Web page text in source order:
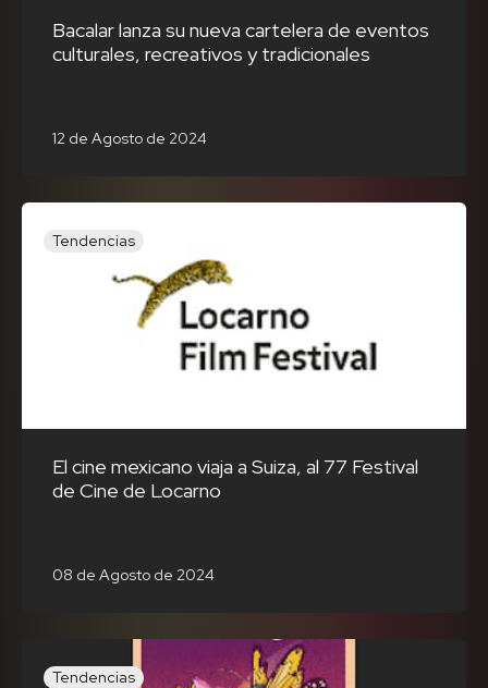
Bacalar lanza su nueva cartelera de eventos
culturales, recreativos y tradicionales
12 de Agosto de 2024
Tendencias
El cine mexicano viaja a Suiza, al 77 Festival
de Cine de Locarno
08 de Agosto de 2024
Tendencias